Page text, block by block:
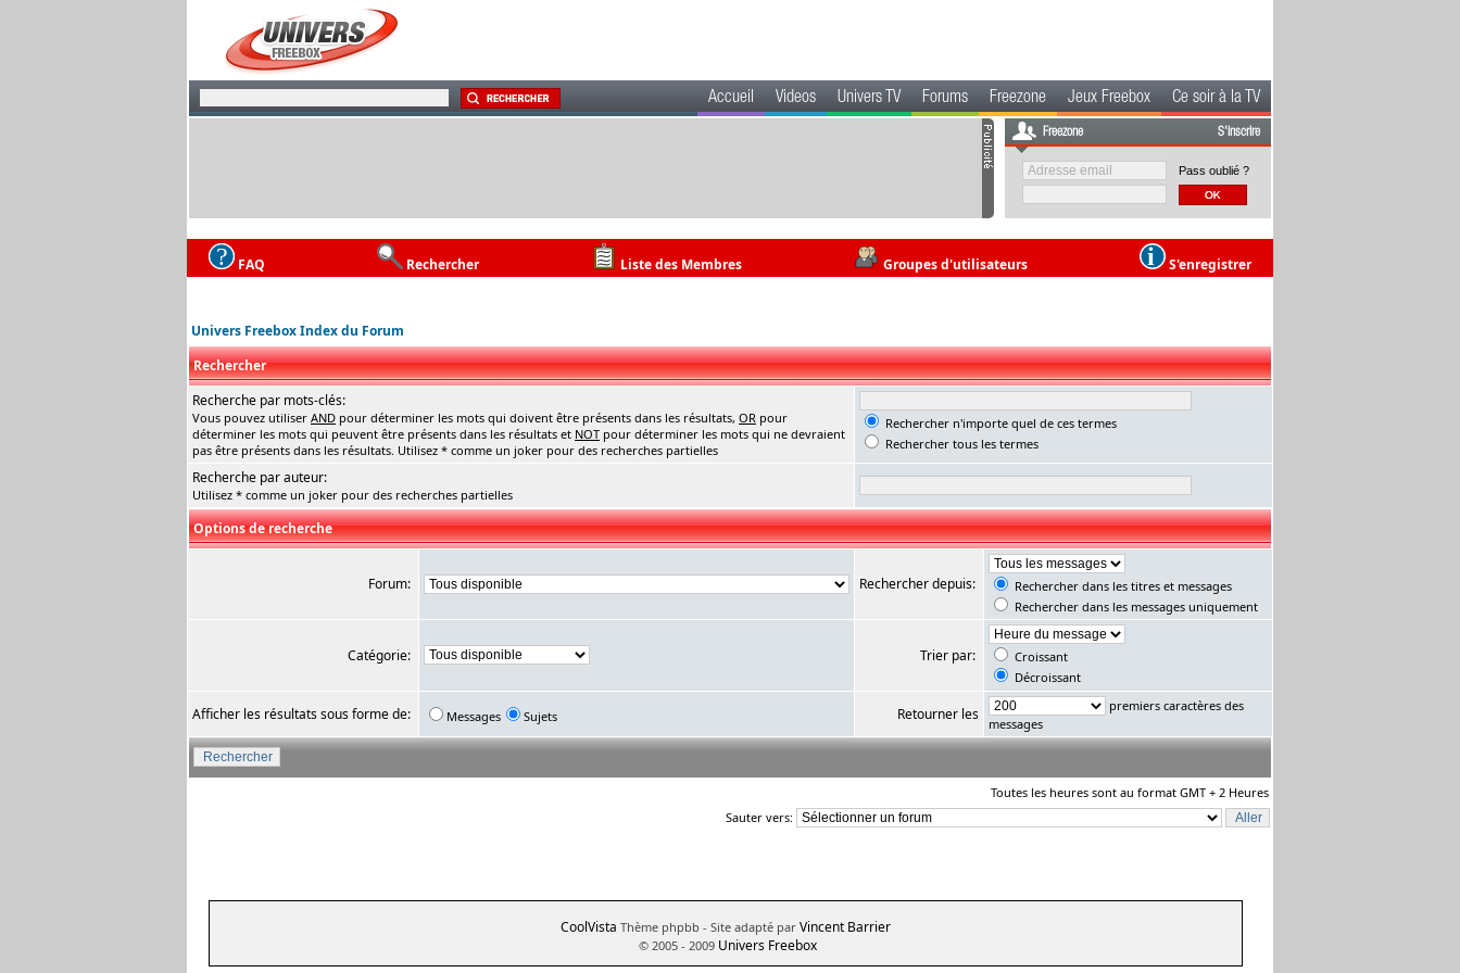
Accueil Videos Univers TV Forums Freezone Jeux Freebox Ce soir à la TV
Freezone S'inscrire
Pass oublié ?
FAQ Rechercher Liste des Membres Groupes d'utilisateurs S'enregistrer
Univers Freebox Index du Forum
Rechercher
Recherche par mots-clés:
Vous pouvez utiliser AND pour déterminer les mots qui doivent être présents dans les résultats, OR pour
déterminer les mots qui peuvent être présents dans les résultats et NOT pour déterminer les mots qui ne devraient
pas être présents dans les résultats. Utilisez * comme un joker pour des recherches partielles
Rechercher n'importe quel de ces termes
Rechercher tous les termes
Recherche par auteur:
Utilisez * comme un joker pour des recherches partielles
Options de recherche
Forum: Rechercher depuis:
Rechercher dans les titres et messages
Rechercher dans les messages uniquement
Catégorie: Trier par:
Croissant
Décroissant
Afficher les résultats sous forme de: Messages Sujets Retourner les
premiers caractères des
messages
Toutes les heures sont au format GMT + 2 Heures
Sauter vers:
CoolVista Thème phpbb - Site adapté par Vincent Barrier
© 2005 - 2009 Univers Freebox